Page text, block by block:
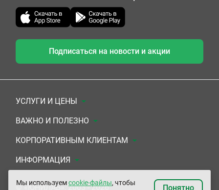
Подписаться на новости и акции
УСЛУГИ И ЦЕНЫ
Анализы
Комплексы
УЗИ
ЭКГ/Холтер/СМАД
ВАЖНО И ПОЛЕЗНО
Документы для заключения договора
Система скидок
Подарочные сертификаты
КОРПОРАТИВНЫМ КЛИЕНТАМ
Медицинским организациям
Прочим организациям
ИНФОРМАЦИЯ
О Компании
© «ЮНИЛАБ», 2003 - 2026
Мы используемcookie-файлы, чтобы
Понятно